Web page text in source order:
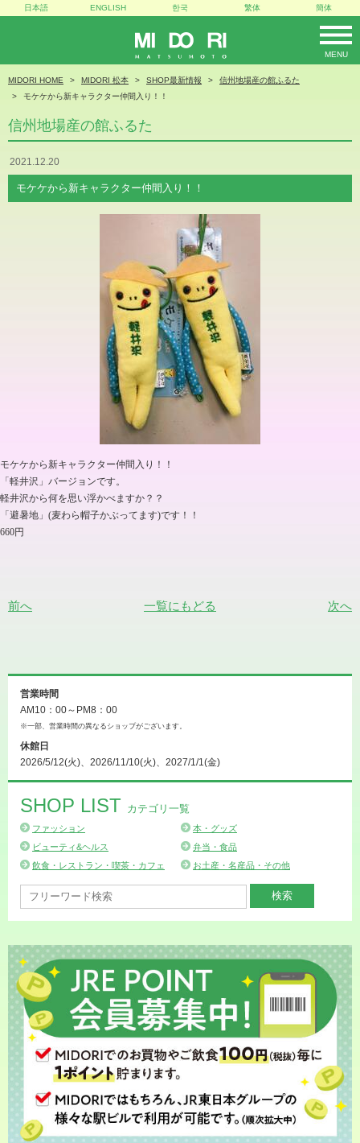
MIDORI
MENU
日本語 ENGLISH 한국 繁体 簡体
MIDORI HOME MIDORI 松本 SHOP最新情報
信州地場産の館ふるた
モケケから新キャラクター仲間入り！！
信州地場産の館ふるた
2021.12.20
モケケから新キャラクター仲間入り！！
モケケから新キャラクター仲間入り！！
「軽井沢」バージョンです。
軽井沢から何を思い浮かべますか？？
「避暑地」 (麦わら帽子かぶってます)です！！
660円
前へ 一覧にもどる 次へ
営業時間
AM10：00～PM8：00
※一部、営業時間の異なるショップがございます。
休館日
2026/5/12(火)、2026/11/10(火)、2027/1/1(金)
SHOP LIST カテゴリ一覧
ファッション
本・グッズ
ビューティ&ヘルス
弁当・食品
飲食・レストラン・喫茶・カフェ
お土産・名産品・その他